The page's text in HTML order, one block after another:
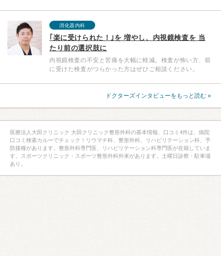
消化器内科
｢楽に受けられた！｣を 増やし、内視鏡検査を 当
たり前の選択肢に
内視鏡検査の不安と苦痛を大幅に軽減。検査が怖い方、前
に受けた検査がつらかった方はぜひご相談ください。
ドクターズインタビューをもっと読む »
医療法人大田クリニック 大田クリニック整形外科の基本情報、口コミ4件は、病院
口コミ検索カルーでチェック！リウマチ科、整形外科、リハビリテーション科、予
防接種があります。整形外科専門医、リハビリテーション科専門医が在籍していま
す。スポーツクリニック・スポーツ整形外科外来があります。土曜日診察・駐車場
あり。